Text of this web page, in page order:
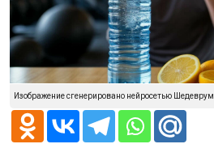
Изображение сгенерировано нейросетью Шедеврум